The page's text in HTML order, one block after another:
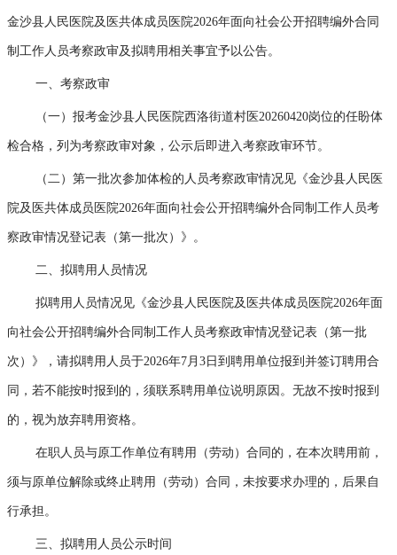
金沙县人民医院及医共体成员医院2026年面向社会公开招聘编外合同
制工作人员考察政审及拟聘用相关事宜予以公告。
一、考察政审
（一）报考金沙县人民医院西洛街道村医20260420岗位的任盼体
检合格，列为考察政审对象，公示后即进入考察政审环节。
（二）第一批次参加体检的人员考察政审情况见《金沙县人民医
院及医共体成员医院2026年面向社会公开招聘编外合同制工作人员考
察政审情况登记表（第一批次）》。
二、拟聘用人员情况
拟聘用人员情况见《金沙县人民医院及医共体成员医院2026年面
向社会公开招聘编外合同制工作人员考察政审情况登记表（第一批
次）》，请拟聘用人员于2026年7月3日到聘用单位报到并签订聘用合
同，若不能按时报到的，须联系聘用单位说明原因。无故不按时报到
的，视为放弃聘用资格。
在职人员与原工作单位有聘用（劳动）合同的，在本次聘用前，
须与原单位解除或终止聘用（劳动）合同，未按要求办理的，后果自
行承担。
三、拟聘用人员公示时间